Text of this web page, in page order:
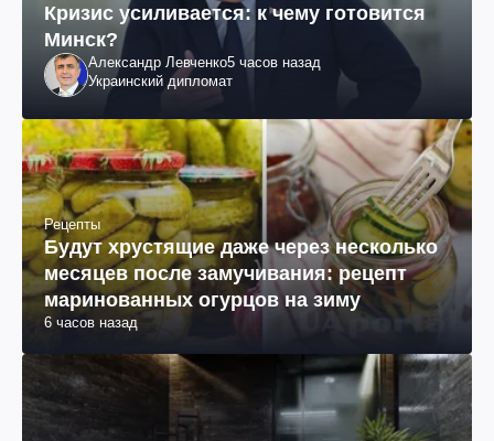
Кризис усиливается: к чему готовится
Минск?
Александр Левченко5 часов назад
Украинский дипломат
Рецепты
Будут хрустящие даже через несколько
месяцев после замучивания: рецепт
маринованных огурцов на зиму
6 часов назад